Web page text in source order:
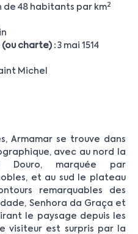
Armamar se trouve dans
avec au nord la
Douro, marquée par
et au sud le plateau
remarquables des
Senhora da Graça et
le paysage depuis les
visiteur est surpris par la
48 habitants par km2
charte) : 3 mai 1514
Michel